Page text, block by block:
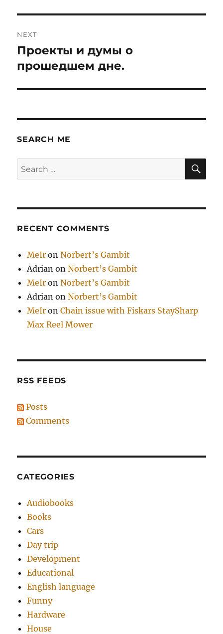
NEXT
Next
post:
Проекты и думы о
прошедшем дне.
SEARCH ME
Search
for:
RECENT COMMENTS
MeIr onNorbert’s Gambit
Adrian onNorbert’s Gambit
MeIr onNorbert’s Gambit
Adrian onNorbert’s Gambit
MeIr onChain issue with Fiskars StaySharp
Max Reel Mower
RSS FEEDS
Posts
Comments
CATEGORIES
Audiobooks
Books
Cars
Day trip
Development
Educational
English language
Funny
Hardware
House